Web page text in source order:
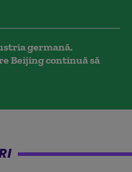
germană.
Beijing continuă să